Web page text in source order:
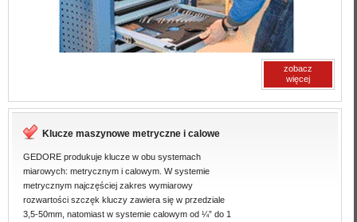
zobacz
więcej
Klucze maszynowe metryczne i calowe
GEDORE produkuje klucze w obu systemach
miarowych: metrycznym i calowym. W systemie
metrycznym najczęściej zakres wymiarowy
rozwartości szczęk kluczy zawiera się w przedziale
3,5-50mm, natomiast w systemie calowym od ¼” do 1